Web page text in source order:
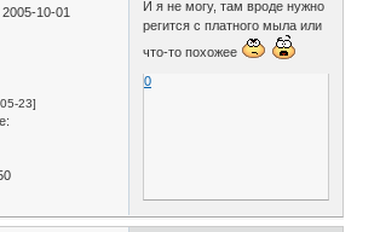
2005-10-01
23]
И я не могу, там вроде нужно
регится с платного мыла или
что-то похожее
0